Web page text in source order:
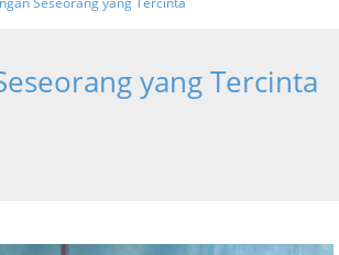
yang Tercinta